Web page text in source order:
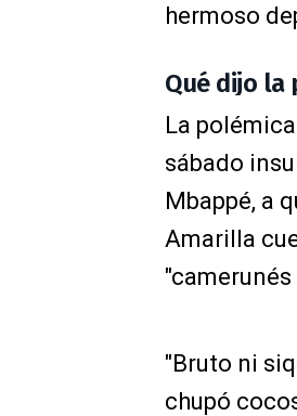
hermoso
Qué dijo la
La
sábado
Mbappé, a
Amarilla
"Bruto ni
chupó